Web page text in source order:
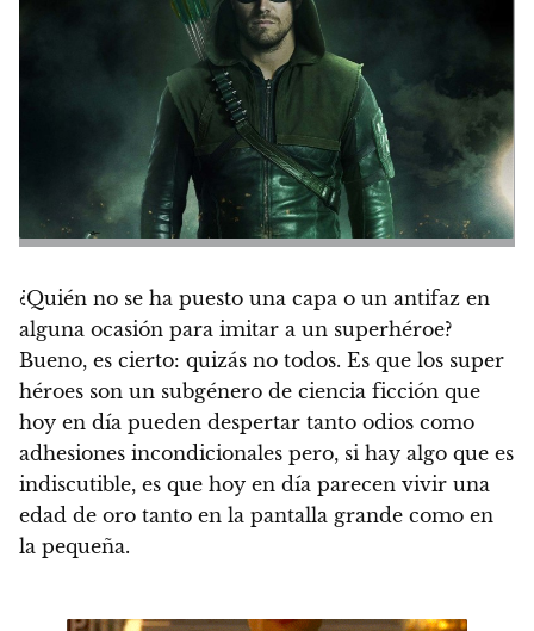
¿Quién no se ha puesto una capa o un antifaz en
alguna ocasión para imitar a un superhéroe?
Bueno, es cierto: quizás no todos. Es que los super
héroes son un subgénero de ciencia ficción que
hoy en día pueden despertar tanto odios como
adhesiones incondicionales pero, si hay algo que es
indiscutible, es que hoy en día parecen vivir una
edad de oro tanto en la pantalla grande como en
la pequeña.